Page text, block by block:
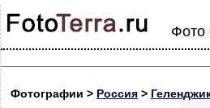
Фото
Фотографии > Россия >